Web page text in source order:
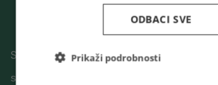
Sušare, silosi, sistemi prečišćavanja
skladišta, izgradnja, izvršni radovi.
ODBACI SVE
Prikaži podrobnosti